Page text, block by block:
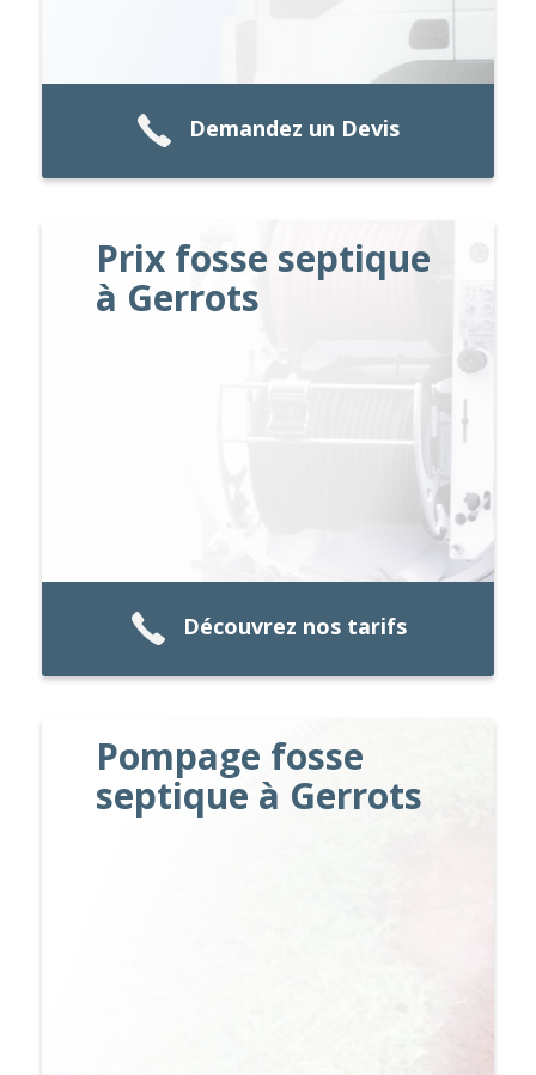
Demandez un Devis
Prix fosse septique
à Gerrots
Découvrez nos tarifs
Pompage fosse
septique à Gerrots